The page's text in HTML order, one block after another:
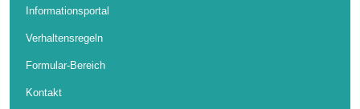
Informationsportal
Verhaltensregeln
Formular-Bereich
Kontakt